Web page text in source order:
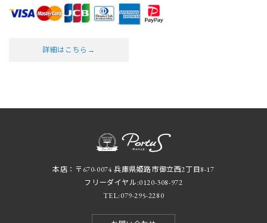
詳細はこちら→
本店：〒670-0074 兵庫県姫路市御立西2丁目8-17
フリーダイヤル:0120-308-972
TEL:079-295-2280